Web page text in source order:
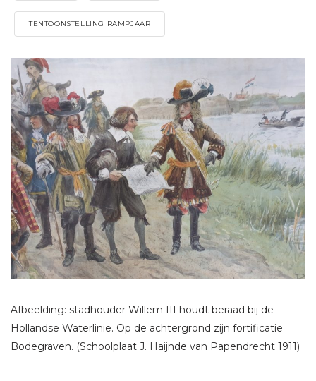
TENTOONSTELLING RAMPJAAR
Afbeelding: stadhouder Willem III houdt beraad bij de
Hollandse Waterlinie. Op de achtergrond zijn fortificatie
Bodegraven. (Schoolplaat J. Haijnde van Papendrecht 1911)